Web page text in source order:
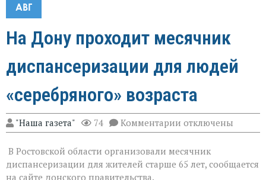
АВГ
На Дону проходит месячник
диспансеризации для людей
«серебряного» возраста
"Наша газета" 74 Комментарии к
записи
Дону
проходит
месячник
отключены
В Ростовской области организовали месячник
диспансеризации для жителей старше 65 лет, сообщается
на сайте донского правительства.